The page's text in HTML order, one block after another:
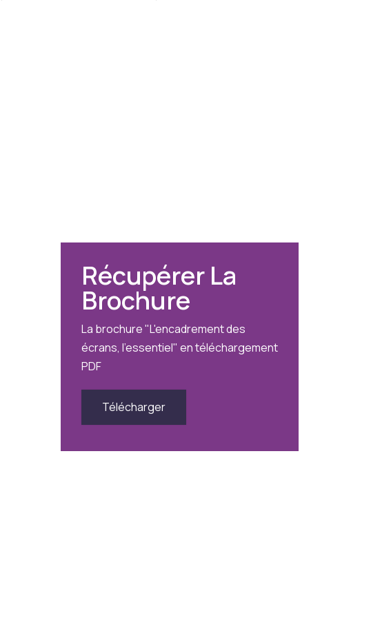
Récupérer La
Brochure
La brochure "L'encadrement des
écrans, l'essentiel" en téléchargement
PDF
Télécharger